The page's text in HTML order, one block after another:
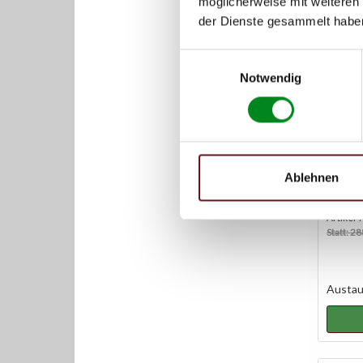
der Dienste gesammelt
Notwendig
Ablehnen
3.0
Artikel-
Statt: